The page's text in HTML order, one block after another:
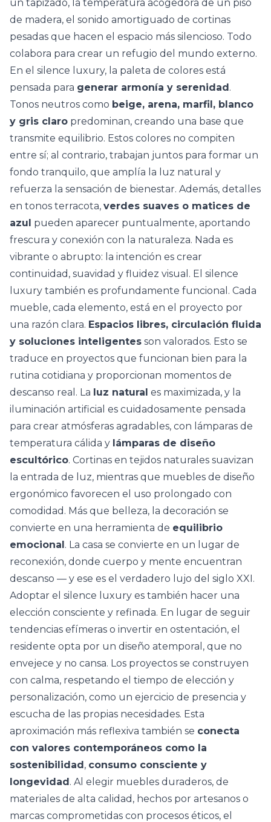
un tapizado, la temperatura acogedora de un piso
de madera, el sonido amortiguado de cortinas
pesadas que hacen el espacio más silencioso. Todo
colabora para crear un refugio del mundo externo.
En el silence luxury, la paleta de colores está
pensada para generar armonía y serenidad.
Tonos neutros como beige, arena, marfil, blanco
y gris claro predominan, creando una base que
transmite equilibrio. Estos colores no compiten
entre sí; al contrario, trabajan juntos para formar un
fondo tranquilo, que amplía la luz natural y
refuerza la sensación de bienestar. Además, detalles
en tonos terracota, verdes suaves o matices de
azul pueden aparecer puntualmente, aportando
frescura y conexión con la naturaleza. Nada es
vibrante o abrupto: la intención es crear
continuidad, suavidad y fluidez visual. El silence
luxury también es profundamente funcional. Cada
mueble, cada elemento, está en el proyecto por
una razón clara. Espacios libres, circulación fluida
y soluciones inteligentes son valorados. Esto se
traduce en proyectos que funcionan bien para la
rutina cotidiana y proporcionan momentos de
descanso real. La luz natural es maximizada, y la
iluminación artificial es cuidadosamente pensada
para crear atmósferas agradables, con lámparas de
temperatura cálida y lámparas de diseño
escultórico. Cortinas en tejidos naturales suavizan
la entrada de luz, mientras que muebles de diseño
ergonómico favorecen el uso prolongado con
comodidad. Más que belleza, la decoración se
convierte en una herramienta de equilibrio
emocional. La casa se convierte en un lugar de
reconexión, donde cuerpo y mente encuentran
descanso — y ese es el verdadero lujo del siglo XXI.
Adoptar el silence luxury es también hacer una
elección consciente y refinada. En lugar de seguir
tendencias efímeras o invertir en ostentación, el
residente opta por un diseño atemporal , que no
envejece y no cansa. Los proyectos se construyen
con calma, respetando el tiempo de elección y
personalización, como un ejercicio de presencia y
escucha de las propias necesidades. Esta
aproximación más reflexiva también se conecta
con valores contemporáneos como la
sostenibilidad, consumo consciente y
longevidad. Al elegir muebles duraderos, de
materiales de alta calidad, hechos por artesanos o
marcas comprometidas con procesos éticos, el